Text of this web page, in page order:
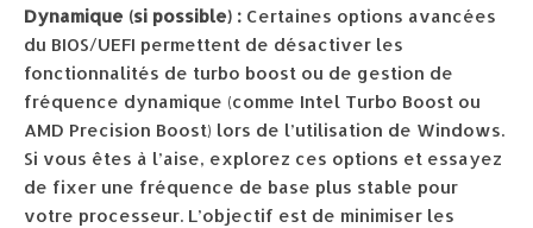
Dynamique (si possible) : Certaines options avancées
du BIOS/UEFI permettent de désactiver les
fonctionnalités de turbo boost ou de gestion de
fréquence dynamique (comme Intel Turbo Boost ou
AMD Precision Boost) lors de l’utilisation de Windows.
Si vous êtes à l’aise, explorez ces options et essayez
de fixer une fréquence de base plus stable pour
votre processeur. L’objectif est de minimiser les